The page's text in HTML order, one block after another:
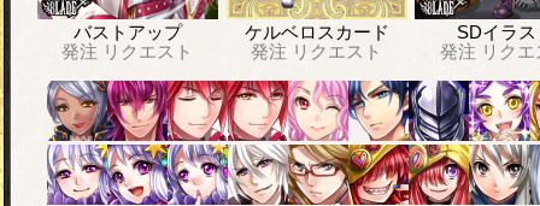
バストアップ
発注 リクエスト
ケルベロスカード
発注 リクエスト
SDイラス
発注 リク